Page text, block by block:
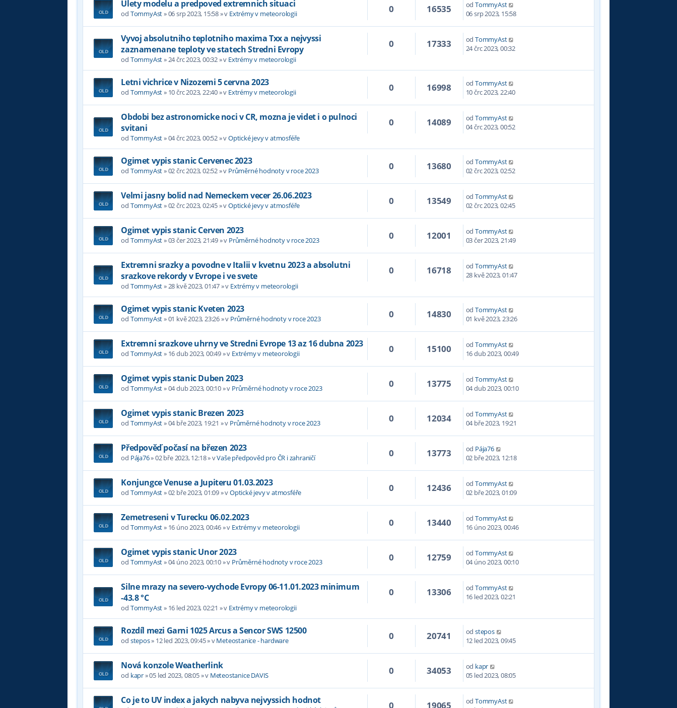
Ulety modelu a predpoved extremnich situaci
od TommyAst»06 srp 2023, 15:58» v Extrémy v meteorologii 0 16535 od TommyAst
06 srp 2023, 15:58
Vyvoj absolutniho teplotniho maxima Txx a nejvyssi
zaznamenane teploty ve statech Stredni Evropy
od TommyAst»24 črc 2023, 00:32» v Extrémy v meteorologii
0 17333 od TommyAst
24 črc 2023, 00:32
Letni vichrice v Nizozemi 5 cervna 2023
od TommyAst» 10 črc 2023, 22:40» v Extrémy v meteorologii 0 16998 od TommyAst
10 črc 2023, 22:40
Obdobi bez astronomicke noci v CR, mozna je videt i o pulnoci
svitani
od TommyAst»04 črc 2023, 00:52» vOptické jevy v atmosféře
0 14089 od TommyAst
04 črc 2023, 00:52
Ogimet vypis stanic Cervenec 2023
od TommyAst»02 črc 2023, 02:52» v Průměrné hodnoty v roce 2023 0 13680 od TommyAst
02 črc 2023, 02:52
Velmi jasny bolid nad Nemeckem vecer 26.06.2023
od TommyAst»02 črc 2023, 02:45» vOptické jevy v atmosféře 0 13549 od TommyAst
02 črc 2023, 02:45
Ogimet vypis stanic Cerven 2023
od TommyAst»03 čer 2023, 21:49» v Průměrné hodnoty v roce 2023 0 12001 od TommyAst
03 čer 2023, 21:49
Extremni srazky a povodne v Italii v kvetnu 2023 a absolutni
srazkove rekordy v Evrope i ve svete
od TommyAst»28 kvě 2023, 01:47» v Extrémy v meteorologii
0 16718 od TommyAst
28 kvě 2023, 01:47
Ogimet vypis stanic Kveten 2023
od TommyAst»01 kvě 2023, 23:26» v Průměrné hodnoty v roce 2023 0 14830 od TommyAst
01 kvě 2023, 23:26
Extremni srazkove uhrny ve Stredni Evrope 13 az 16 dubna 2023
od TommyAst» 16 dub 2023, 00:49» v Extrémy v meteorologii 0 15100 od TommyAst
16 dub 2023, 00:49
Ogimet vypis stanic Duben 2023
od TommyAst»04 dub 2023, 00:10» v Průměrné hodnoty v roce 2023 0 13775 od TommyAst
04 dub 2023, 00:10
Ogimet vypis stanic Brezen 2023
od TommyAst»04 bře 2023, 19:21 » v Průměrné hodnoty v roce 2023 0 12034 od TommyAst
04 bře 2023, 19:21
Předpověď počasí na březen 2023
od Pája76»02 bře 2023, 12:18» vVaše předpověd pro ČR i zahraničí 0 13773 od Pája76
02 bře 2023, 12:18
Konjungce Venuse a Jupiteru 01.03.2023
od TommyAst»02 bře 2023, 01:09» vOptické jevy v atmosféře 0 12436 od TommyAst
02 bře 2023, 01:09
Zemetreseni v Turecku 06.02.2023
od TommyAst» 16 úno 2023, 00:46» v Extrémy v meteorologii 0 13440 od TommyAst
16 úno 2023, 00:46
Ogimet vypis stanic Unor 2023
od TommyAst»04 úno 2023, 00:10» v Průměrné hodnoty v roce 2023 0 12759 od TommyAst
04 úno 2023, 00:10
Silne mrazy na severo-vychode Evropy 06-11.01.2023 minimum
-43.8 °C
od TommyAst» 16 led 2023, 02:21 » v Extrémy v meteorologii
0 13306 od TommyAst
16 led 2023, 02:21
Rozdíl mezi Garni 1025 Arcus a Sencor SWS 12500
od stepos» 12 led 2023, 09:45» vMeteostanice - hardware 0 20741 od stepos
12 led 2023, 09:45
Nová konzole Weatherlink
od kapr»05 led 2023, 08:05» v Meteostanice DAVIS 0 34053 od kapr
05 led 2023, 08:05
Co je to UV index a jakych nabyva nejvyssich hodnot 0 19065 od TommyAst